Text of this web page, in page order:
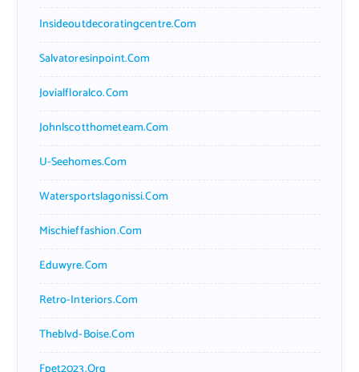
Insideoutdecoratingcentre.com
Salvatoresinpoint.com
Jovialfloralco.com
Johnlscotthometeam.com
U-Seehomes.com
Watersportslagonissi.com
Mischieffashion.com
Eduwyre.com
Retro-Interiors.com
Theblvd-Boise.com